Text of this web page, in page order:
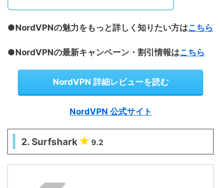
●NordVPNの魅力をもっと詳しく知りたい方はこちら
●NordVPNの最新キャンペーン・割引情報はこちら
NordVPN 詳細レビューを読む
NordVPN 公式サイト
2. Surfshark 9.2